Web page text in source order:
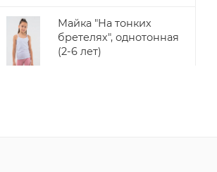
Майка "На тонких
бретелях", однотонная
(2-6 лет)